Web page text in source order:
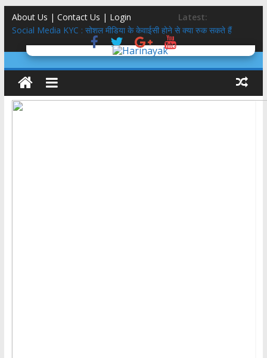
About Us | Contact Us | Login
Latest:
Social Media KYC : सोशल मीडिया के केवाईसी होने से क्या रुक सकते हैं
अपराध?
इतिहास लेखन में दृष्टि
तीलू रौतेली पुरस्कार 51 हजार से 75 हजार, आंगनबाड़ी कार्यकत्री पुरस्कार 51
हजार से 61 हजार: मुमं धामी
मिलेनियल्स गंवाने वाली कांग्रेस साध पायेगी GEN-Z?
5 स्टार होटल,बासी दूध,फंफूद लगी सब्ज़ियां, शाकाहार-मांसाहार गड्ड-मड्ड….